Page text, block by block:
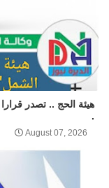
هيئة الحج .. تصدر
.
August 07, 2026